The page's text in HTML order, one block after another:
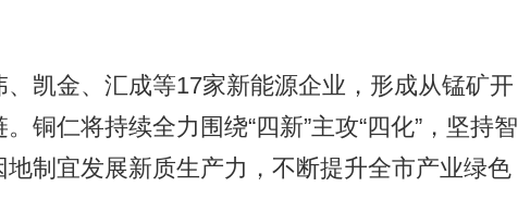
金、汇成等17家新能源企业，形成从锰矿开
铜仁将持续全力围绕“四新”主攻“四化”，坚持智
制宜发展新质生产力，不断提升全市产业绿色